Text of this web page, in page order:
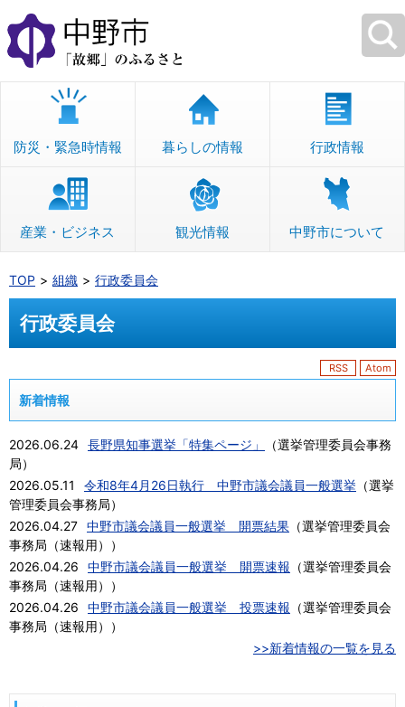
本
文
へ
移
防災・緊急時情報 暮らしの情報 行政情報
産業・ビジネス 観光情報 中野市について
TOP 組織 行政委員会
行政委員会
RSS Atom
新着情報
2026.06.24 長野県知事選挙「特集ページ」 （選挙管理委員会事務
局）
2026.05.11
令和8年4月26日執行 中野市議会議員一般選挙 （選挙
管理委員会事務局）
2026.04.27 中野市議会議員一般選挙 開票結果 （選挙管理委員会
事務局（速報用）
）
2026.04.26
中野市議会議員一般選挙 開票速報 （選挙管理委員会
事務局（速報用）
）
2026.04.26
中野市議会議員一般選挙 投票速報 （選挙管理委員会
事務局（速報用）
）
>>新着情報の一覧を見る